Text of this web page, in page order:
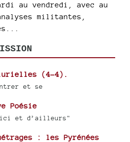
au vendredi, avec au
militantes,
(4-4).
et se
Poésie
et d’ailleurs"
: les Pyrénées